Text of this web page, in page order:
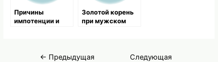
Причины
импотенции и
Золотой корень
при мужском
Навигация
← Предыдущая
Следующая